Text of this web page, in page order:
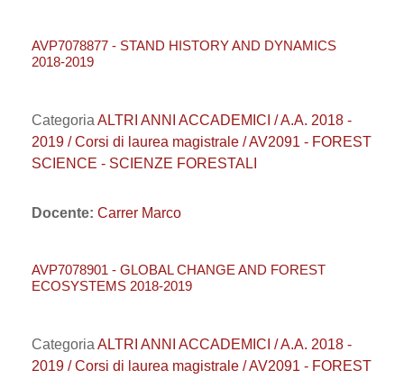
AVP7078877 - STAND HISTORY AND DYNAMICS
2018-2019
Categoria ALTRI ANNI ACCADEMICI / A.A. 2018 -
2019 / Corsi di laurea magistrale / AV2091 - FOREST
SCIENCE - SCIENZE FORESTALI
Docente: Carrer Marco
AVP7078901 - GLOBAL CHANGE AND FOREST
ECOSYSTEMS 2018-2019
Categoria ALTRI ANNI ACCADEMICI / A.A. 2018 -
2019 / Corsi di laurea magistrale / AV2091 - FOREST